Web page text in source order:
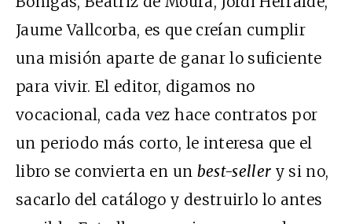
Jaume Vallcorba, es que creían cumplir
una misión aparte de ganar lo suficiente
para vivir. El editor, digamos no
vocacional, cada vez hace contratos por
un periodo más corto, le interesa que el
libro se convierta en un best-seller y si no,
sacarlo del catálogo y destruirlo lo antes